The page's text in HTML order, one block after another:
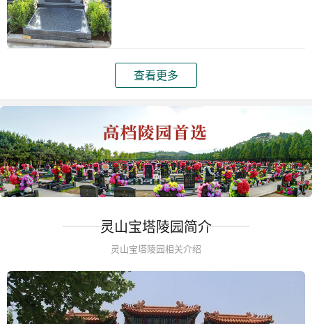
查看更多
灵山宝塔陵园简介
灵山宝塔陵园相关介绍